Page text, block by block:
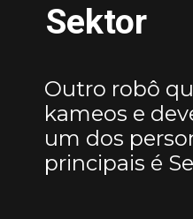
Outro robô
kameos e
um dos
principais é
Sektor